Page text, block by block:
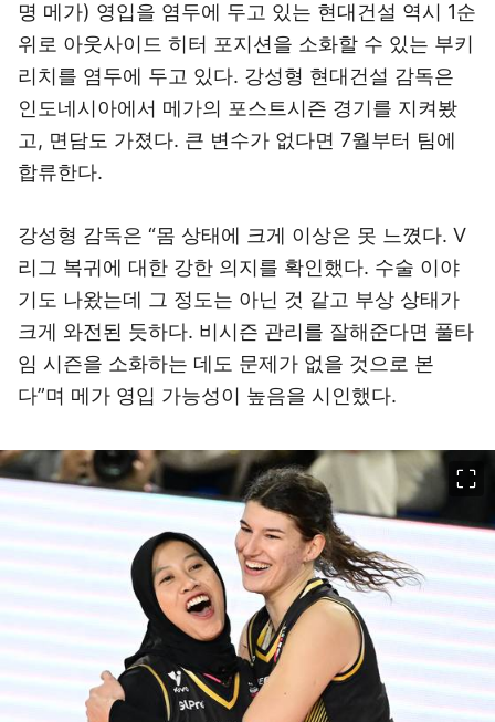
명 메가) 영입을 염두에 두고 있는 현대건설 역시 1순
위로 아웃사이드 히터 포지션을 소화할 수 있는 부키
리치를 염두에 두고 있다. 강성형 현대건설 감독은
인도네시아에서 메가의 포스트시즌 경기를 지켜봤
고, 면담도 가졌다. 큰 변수가 없다면 7월부터 팀에
합류한다.
강성형 감독은 “몸 상태에 크게 이상은 못 느꼈다. V
리그 복귀에 대한 강한 의지를 확인했다. 수술 이야
기도 나왔는데 그 정도는 아닌 것 같고 부상 상태가
크게 와전된 듯하다. 비시즌 관리를 잘해준다면 풀타
임 시즌을 소화하는 데도 문제가 없을 것으로 본
다”며 메가 영입 가능성이 높음을 시인했다.